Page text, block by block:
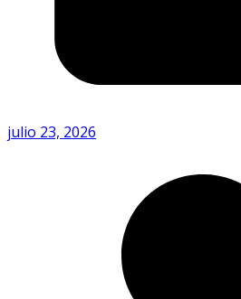
julio 23, 2026